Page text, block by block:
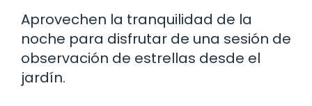
Aprovechen la tranquilidad de la
noche para disfrutar de una sesión de
observación de estrellas desde el
jardín.